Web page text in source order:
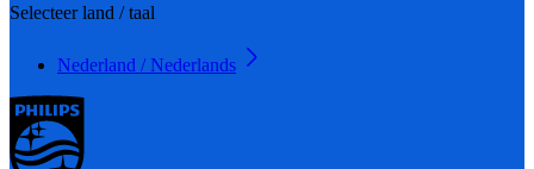
Selecteer land / taal
Nederland / Nederlands